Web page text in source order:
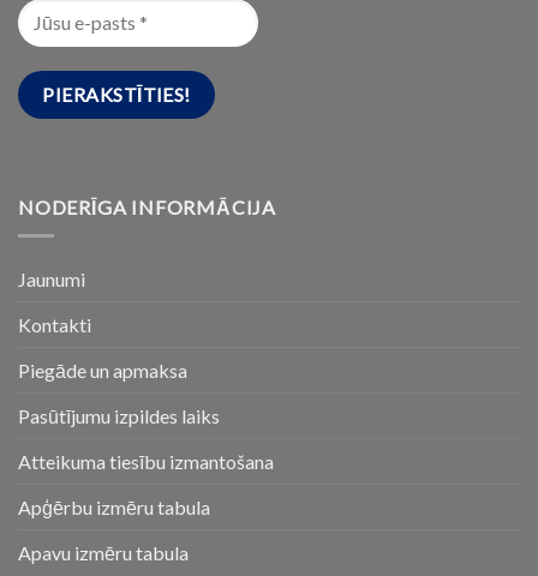
NODERĪGA INFORMĀCIJA
Jaunumi
Kontakti
Piegāde un apmaksa
Pasūtījumu izpildes laiks
Atteikuma tiesību izmantošana
Apģērbu izmēru tabula
Apavu izmēru tabula